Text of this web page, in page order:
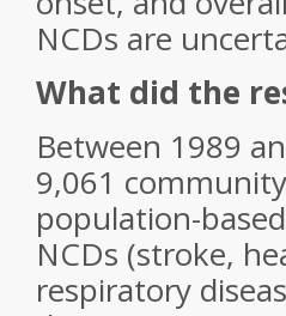
NCDs are
What did the
Between 1989
9,061
population-
NCDs (stroke,
respiratory